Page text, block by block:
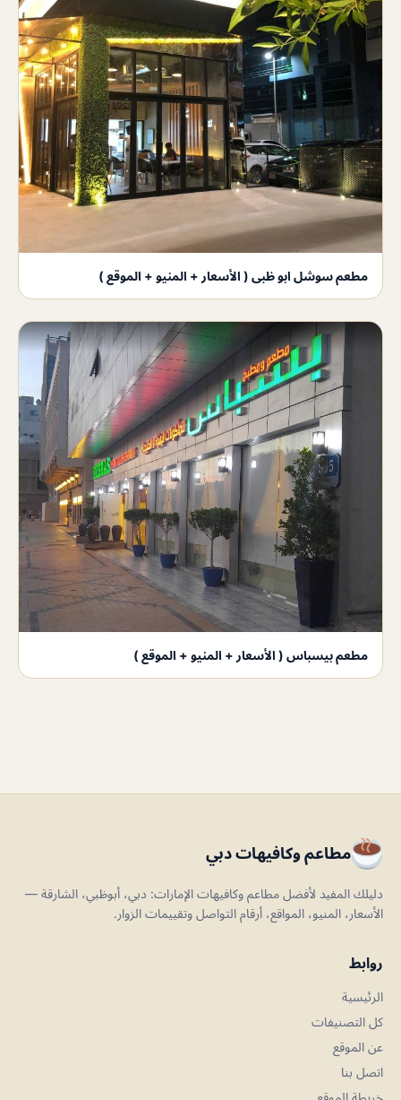
مطعم سوشل ابو ظبى ( الأسعار + المنيو + الموقع )
مطعم بيسباس ( الأسعار + المنيو + الموقع )
مطاعم وكافيهات دبي
دليلك المفيد لأفضل مطاعم وكافيهات الإمارات: دبي، أبوظبي، الشارقة —
الأسعار، المنيو، المواقع، أرقام التواصل وتقييمات الزوار.
روابط
الرئيسية
كل التصنيفات
عن الموقع
اتصل بنا
خريطة الموقع